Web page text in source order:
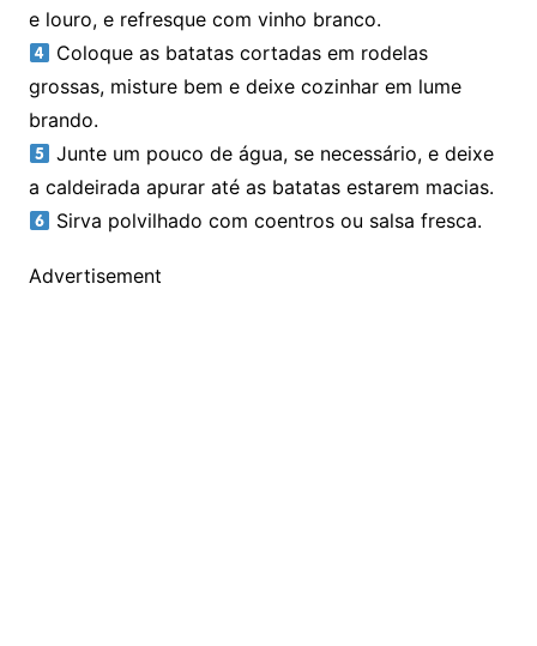
e louro, e refresque com vinho branco.
Coloque as batatas cortadas em rodelas
grossas, misture bem e deixe cozinhar em lume
brando.
Junte um pouco de água, se necessário, e deixe
a caldeirada apurar até as batatas estarem macias.
Sirva polvilhado com coentros ou salsa fresca.
Advertisement